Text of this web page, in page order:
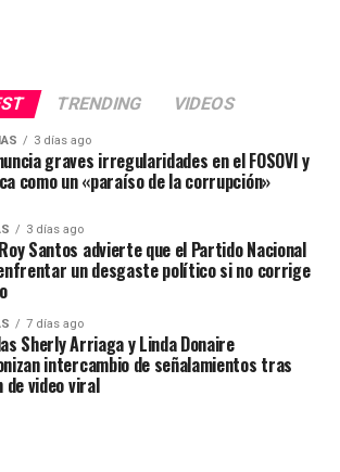
TRENDING VIDEOS
3 días ago
graves irregularidades en el FOSOVI y
como un «paraíso de la corrupción»
3 días ago
Santos advierte que el Partido Nacional
un desgaste político si no corrige
7 días ago
Sherly Arriaga y Linda Donaire
intercambio de señalamientos tras
video viral